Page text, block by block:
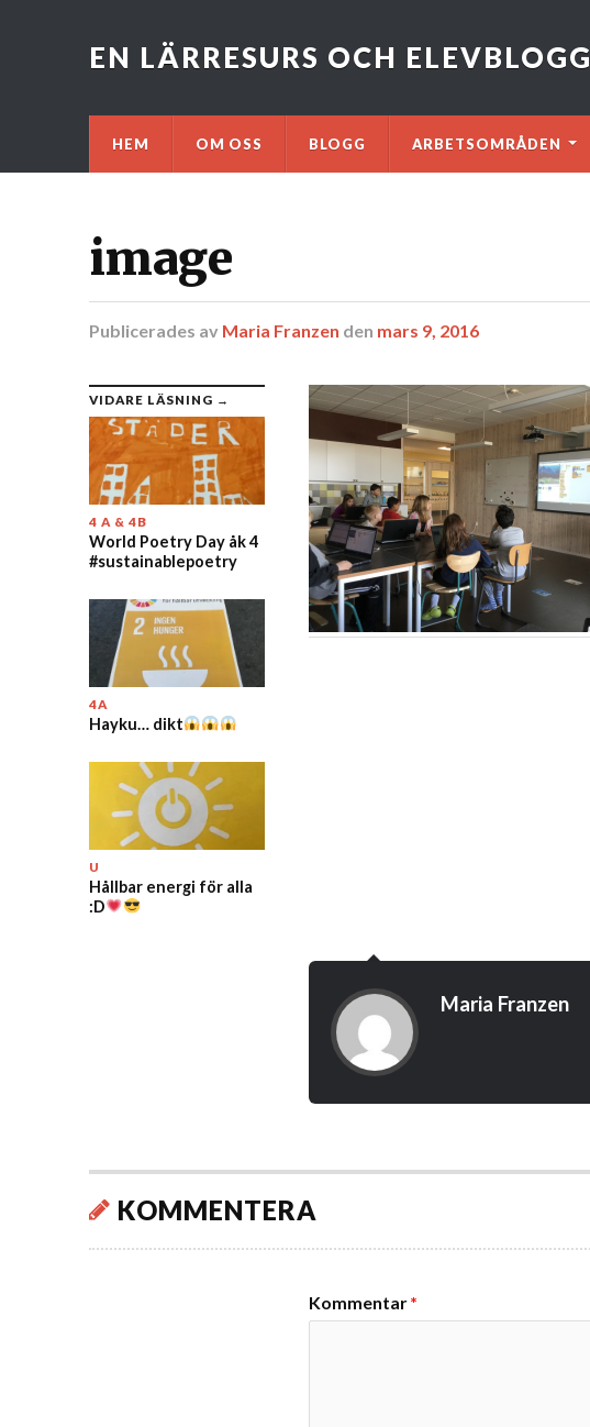
EN LÄRRESURS OCH ELEVBLOGG
HEM OM OSS BLOGG ARBETSOMRÅDEN
image
Publicerades av Maria Franzen den mars 9, 2016
VIDARE LÄSNING →
4 A & 4B
World Poetry Day åk 4
#sustainablepoetry
4A
Hayku… dikt
U
Hållbar energi för alla
:D
Maria Franzen
KOMMENTERA
Kommentar*